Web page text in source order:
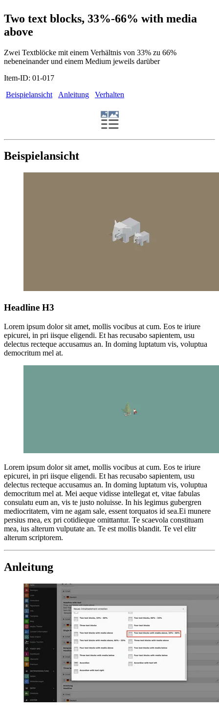
Two text blocks, 33%-66% with media
above
Zwei Textblöcke mit einem Verhältnis von 33% zu 66%
nebeneinander und einem Medium jeweils darüber
Item-ID: 01-017
Beispielansicht
Anleitung Verhalten
Beispielansicht
Headline H3
Lorem ipsum dolor sit amet, mollis vocibus at cum. Eos te iriure
epicurei, in pri iisque eligendi. Et has recusabo sapientem, usu
delectus recteque accusamus an. In doming luptatum vis, voluptua
democritum mel at.
Lorem ipsum dolor sit amet, mollis vocibus at cum. Eos te iriure
epicurei, in pri iisque eligendi. Et has recusabo sapientem, usu
delectus recteque accusamus an. In doming luptatum vis, voluptua
democritum mel at. Mei aeque vidisse intellegat et, vitae fabulas
consulatu eum an, vis te justo noluisse. In his legimus gubergren
mediocritatem, vim ne agam sale, essent torquatos id sea.Ei munere
persius mea, ex pri cotidieque omittantur. Te scaevola constituam
mea, ius alterum vulputate an. Te est mollis blandit. Te vel elitr
alterum scriptorem.
Anleitung